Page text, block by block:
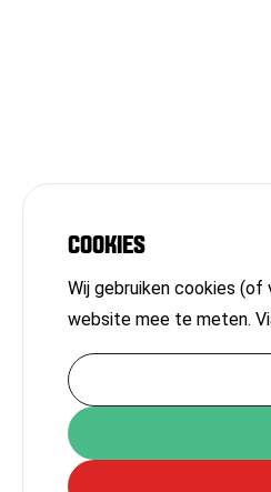
COOKIES
Wij gebruiken cookies
website mee te meten.